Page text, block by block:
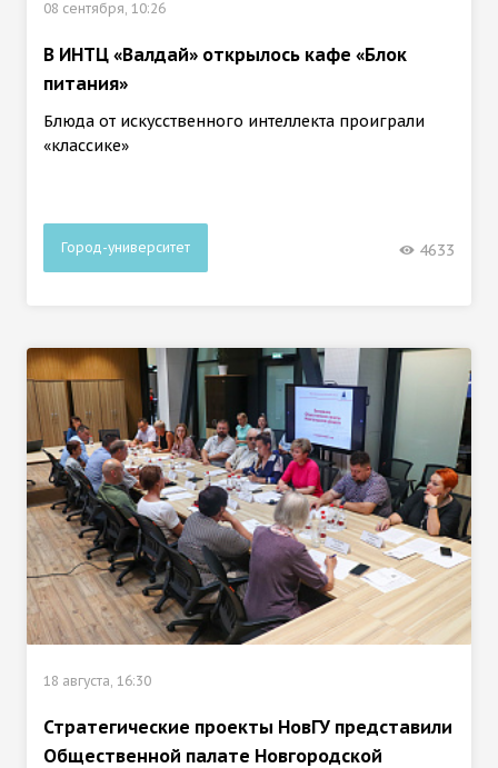
08 сентября, 10:26
В ИНТЦ «Валдай» открылось кафе «Блок
питания»
Блюда от искусственного интеллекта проиграли
«классике»
Город-университет 4633
18 августа, 16:30
Стратегические проекты НовГУ представили
Общественной палате Новгородской